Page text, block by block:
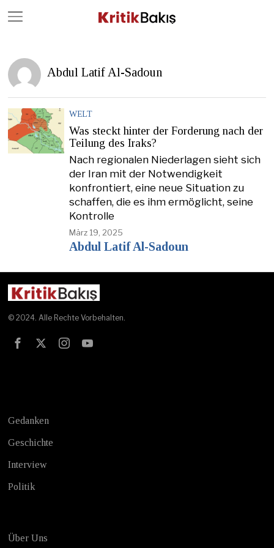
Abdul Latif Al-Sadoun
WELT
Was steckt hinter der Forderung nach der
Teilung des Iraks?
Nach regionalen Niederlagen sieht sich
der Iran mit der Notwendigkeit
konfrontiert, eine neue Situation zu
schaffen, die es ihm ermöglicht, seine
Kontrolle
März 19, 2025
Abdul Latif Al-Sadoun
© 2024. Alle Rechte Vorbehalten.
Gedanken
Geschichte
Interview
Politik
Über Uns